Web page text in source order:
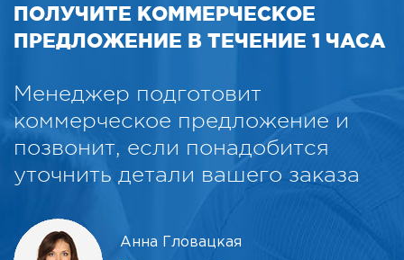
ПОЛУЧИТЕ КОММЕРЧЕСКОЕ
ПРЕДЛОЖЕНИЕ В ТЕЧЕНИЕ 1 ЧАСА
Менеджер подготовит
коммерческое предложение и
позвонит, если понадобится
уточнить детали вашего заказа
Анна Гловацкая